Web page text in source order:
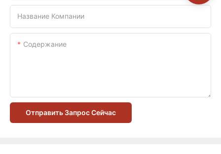
Название Компании
Содержание
Отправить Запрос Сейчас